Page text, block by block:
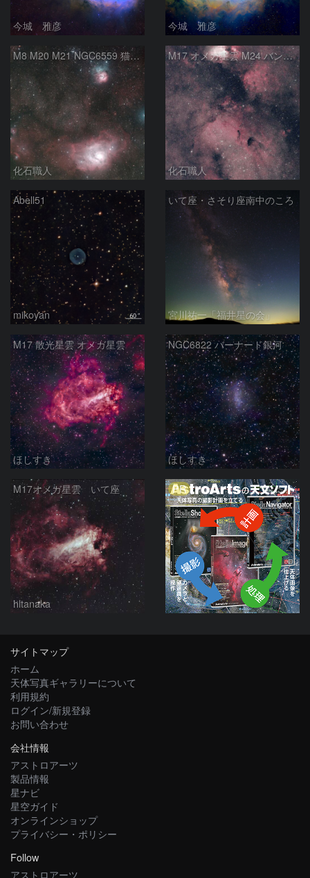
今城 雅彦 今城 雅彦
M8 M20 M21 NGC6559 猫の手星雲 いて座
化石職人
M17 オメガ星雲 M24 バンビの横顔 いて座
化石職人
Abell51
mikoyan
いて座・さそり座南中のころ
宮川祐一「福井星の会」
M17 散光星雲 オメガ星雲
ほしすき
NGC6822 バーナード銀河
ほしすき
M17オメガ星雲 いて座
hltanaka
PR
サイトマップ
ホーム
天体写真ギャラリーについて
利用規約
ログイン/新規登録
お問い合わせ
会社情報
アストロアーツ
製品情報
星ナビ
星空ガイド
オンラインショップ
プライバシー・ポリシー
Follow
アストロアーツ